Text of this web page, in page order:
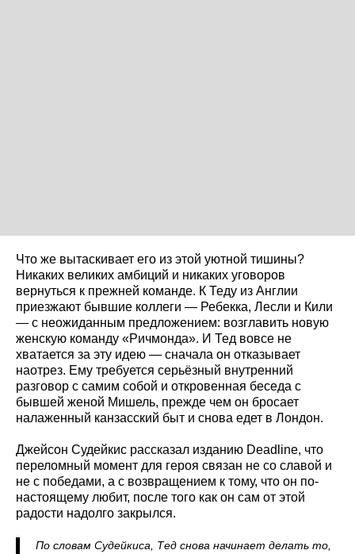
Что же вытаскивает его из этой уютной тишины?
Никаких великих амбиций и никаких уговоров
вернуться к прежней команде. К Теду из Англии
приезжают бывшие коллеги — Ребекка, Лесли и Кили
— с неожиданным предложением: возглавить новую
женскую команду «Ричмонда». И Тед вовсе не
хватается за эту идею — сначала он отказывает
наотрез. Ему требуется серьёзный внутренний
разговор с самим собой и откровенная беседа с
бывшей женой Мишель, прежде чем он бросает
налаженный канзасский быт и снова едет в Лондон.
Джейсон Судейкис рассказал изданию Deadline, что
переломный момент для героя связан не со славой и
не с победами, а с возвращением к тому, что он по-
настоящему любит, после того как он сам от этой
радости надолго закрылся.
По словам Судейкиса, Тед снова начинает делать то,